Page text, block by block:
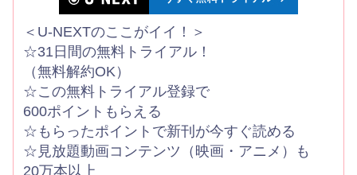
＜U-NEXTのここがイイ！＞
☆31日間の無料トライアル！
（無料解約OK）
☆この無料トライアル登録で
600ポイントもらえる
☆もらったポイントで新刊が今すぐ読める
☆見放題動画コンテンツ（映画・アニメ）も
20万本以上